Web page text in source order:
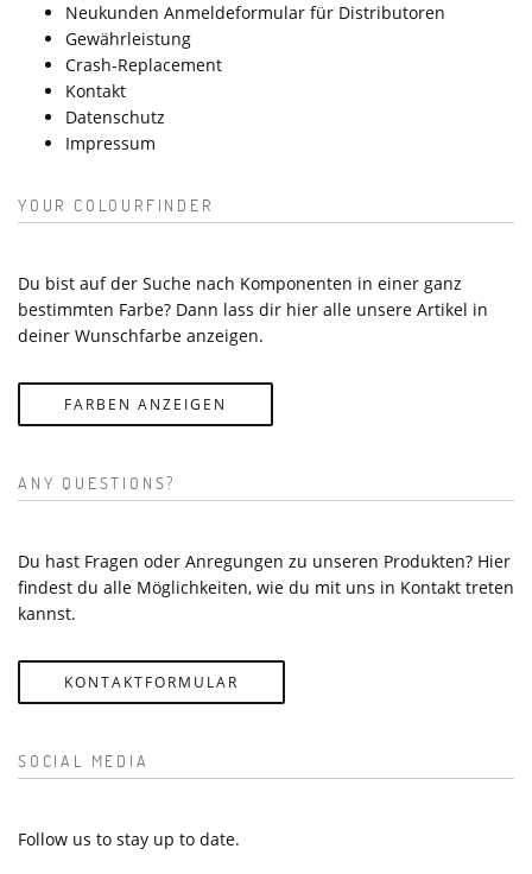
Neukunden Anmeldeformular für Distributoren
Gewährleistung
Crash-Replacement
Kontakt
Datenschutz
Impressum
YOUR COLOURFINDER
Du bist auf der Suche nach Komponenten in einer ganz
bestimmten Farbe? Dann lass dir hier alle unsere Artikel in
deiner Wunschfarbe anzeigen.
FARBEN ANZEIGEN
ANY QUESTIONS?
Du hast Fragen oder Anregungen zu unseren Produkten? Hier
findest du alle Möglichkeiten, wie du mit uns in Kontakt treten
kannst.
KONTAKTFORMULAR
SOCIAL MEDIA
Follow us to stay up to date.